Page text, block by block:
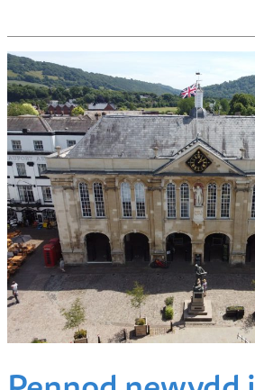
Cymru am gefnogi’r gwaith o
hwn – trwy gydweithio, rydym yn
wella cyfleusterau pêl-droed yng
arno.”